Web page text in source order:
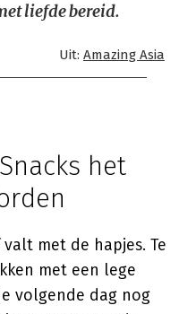
liefde bereid.
Uit: Amazing Asia
het
met de hapjes. Te
met een lege
volgende dag nog